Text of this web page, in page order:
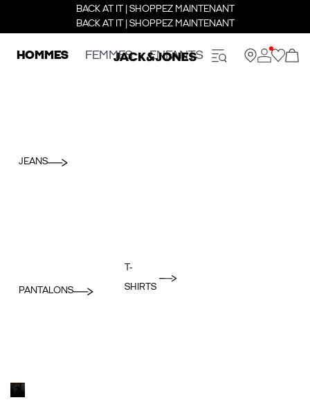
BACK AT IT | SHOPPEZ MAINTENANT
BACK AT IT | SHOPPEZ MAINTENANT
HOMMES FEMMES ENFANTS
JEANS
PANTALONS
T-
SHIRTS